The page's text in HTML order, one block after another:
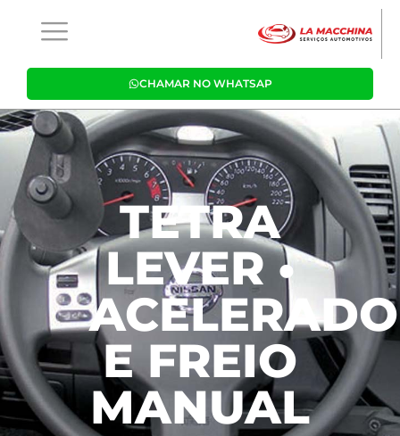
CHAMAR NO WHATSAP
TETRA
LEVER •
E FREIO
MANUAL